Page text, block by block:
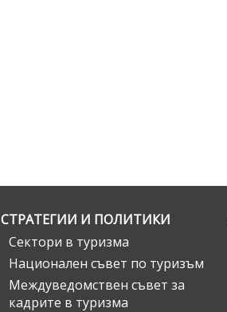
СТРАТЕГИИ И ПОЛИТИКИ
Сектори в туризма
Национален съвет по туризъм
Междуведомствен съвет за
кадрите в туризма